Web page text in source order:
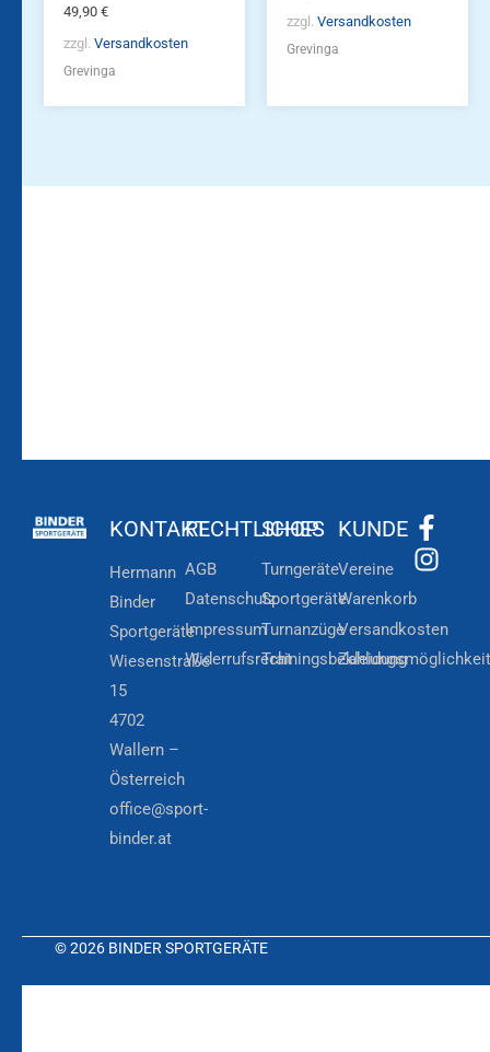
49,90 €
zzgl. Versandkosten
Grevinga
zzgl. Versandkosten
Grevinga
KONTAKT
Hermann
Binder
Sportgeräte
Wiesenstraße
15
4702
Wallern –
Österreich
office@sport-
binder.at
RECHTLICHES
AGB
Datenschutz
Impressum
Widerrufsrecht
SHOP
Turngeräte
Sportgeräte
Turnanzüge
Trainingsbekleidung
KUNDE
Vereine
Warenkorb
Versandkosten
© 2026 BINDER SPORTGERÄTE